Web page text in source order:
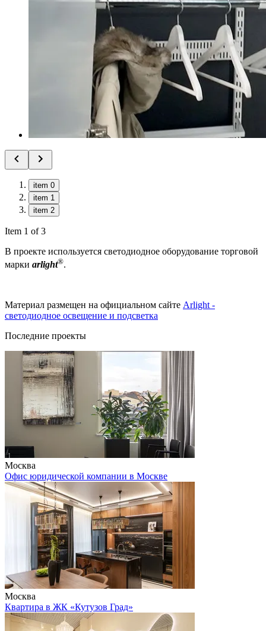
item 0
item 1
item 2
Item 1 of 3
В проекте используется светодиодное оборудование торговой
марки arlight®.
Материал размещен на официальном сайте Arlight -
светодиодное освещение и подсветка
Последние проекты
Москва
Офис юридической компании в Москве
Москва
Квартира в ЖК «Кутузов Град»